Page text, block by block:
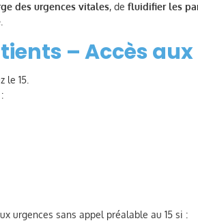
des urgences vitales, de fluidifier les
– Accès
le 15.
urgences sans appel préalable au 15 si :